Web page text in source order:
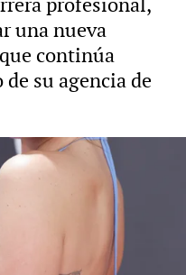
una nueva
continúa
su agencia de
a Dulceida tras
no haya solo